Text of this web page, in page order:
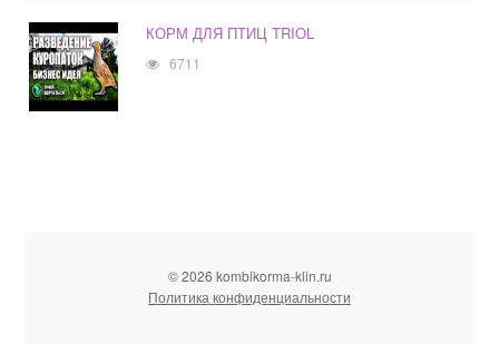
КОРМ ДЛЯ ПТИЦ TRIOL
6711
© 2026 kombikorma-klin.ru
Политика конфиденциальности